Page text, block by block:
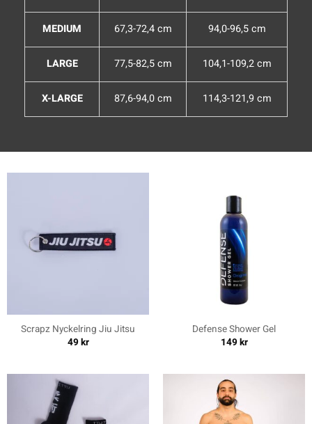
MEDIUM 67,3-72,4 cm 94,0-96,5 cm
LARGE 77,5-82,5 cm 104,1-109,2 cm
X-LARGE 87,6-94,0 cm 114,3-121,9 cm
Scrapz Nyckelring Jiu Jitsu
49kr
Defense Shower Gel
149kr